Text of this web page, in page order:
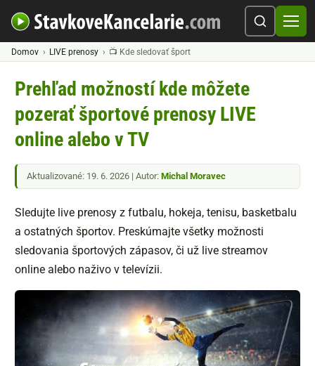
Domov LIVE prenosy 📺 Kde sledovať šport
Prehľad možností kde môžete
pozerať športové prenosy LIVE
online alebo v TV
Aktualizované: 19. 6. 2026 | Autor: Michal Moravec
Sledujte live prenosy z futbalu, hokeja, tenisu, basketbalu
a ostatných športov. Preskúmajte všetky možnosti
sledovania športových zápasov, či už live streamov
online alebo naživo v televízii.